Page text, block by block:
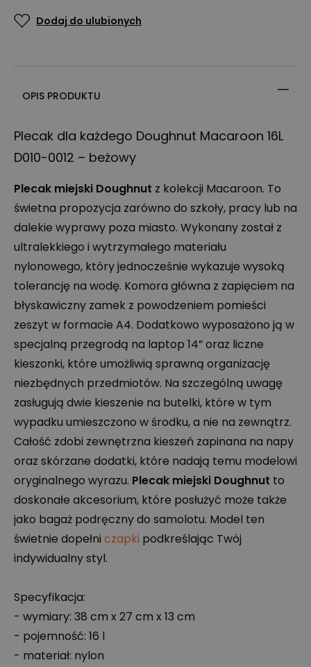
Dodaj do ulubionych
OPIS PRODUKTU
Plecak dla każdego Doughnut Macaroon 16L
D010-0012 – beżowy
Plecak miejski Doughnut z kolekcji Macaroon. To
świetna propozycja zarówno do szkoły, pracy lub na
dalekie wyprawy poza miasto. Wykonany został z
ultralekkiego i wytrzymałego materiału
nylonowego, który jednocześnie wykazuje wysoką
tolerancję na wodę. Komora główna z zapięciem na
błyskawiczny zamek z powodzeniem pomieści
zeszyt w formacie A4. Dodatkowo wyposażono ją w
specjalną przegrodą na laptop 14” oraz liczne
kieszonki, które umożliwią sprawną organizację
niezbędnych przedmiotów. Na szczególną uwagę
zasługują dwie kieszenie na butelki, które w tym
wypadku umieszczono w środku, a nie na zewnątrz.
Całość zdobi zewnętrzna kieszeń zapinana na napy
oraz skórzane dodatki, które nadają temu modelowi
oryginalnego wyrazu. Plecak miejski Doughnut to
doskonałe akcesorium, które posłużyć może także
jako bagaż podręczny do samolotu. Model ten
świetnie dopełni czapki podkreślając Twój
indywidualny styl.
Specyfikacja:
- wymiary: 38 cm x 27 cm x 13 cm
- pojemność: 16 l
- materiał: nylon